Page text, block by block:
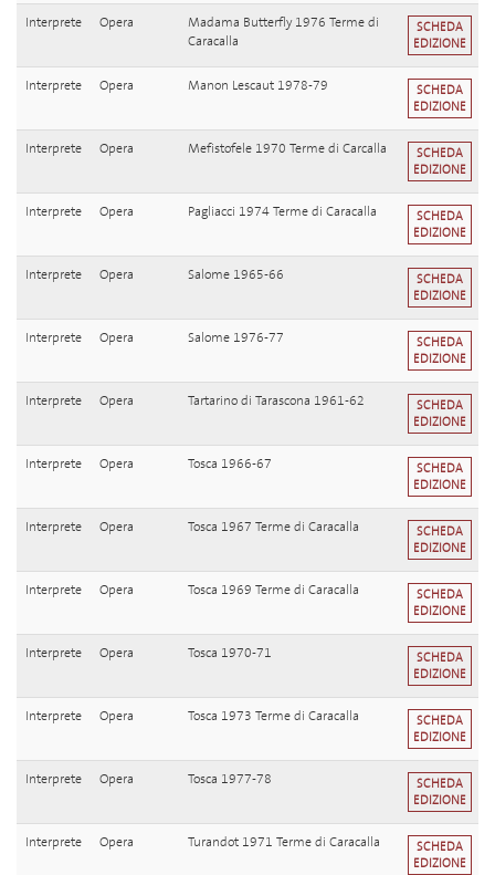
Interprete Opera
Madama Butterfly 1976 Terme di
Caracalla
SCHEDA
EDIZIONE
Interprete Opera Manon Lescaut 1978-79
SCHEDA
EDIZIONE
Interprete Opera Mefistofele 1970 Terme di Carcalla
SCHEDA
EDIZIONE
Interprete Opera Pagliacci 1974 Terme di Caracalla
SCHEDA
EDIZIONE
Interprete Opera Salome 1965-66
SCHEDA
EDIZIONE
Interprete Opera Salome 1976-77
SCHEDA
EDIZIONE
Interprete Opera Tartarino di Tarascona 1961-62
SCHEDA
EDIZIONE
Interprete Opera Tosca 1966-67
SCHEDA
EDIZIONE
Interprete Opera Tosca 1967 Terme di Caracalla
SCHEDA
EDIZIONE
Interprete Opera Tosca 1969 Terme di Caracalla
SCHEDA
EDIZIONE
Interprete Opera Tosca 1970-71
SCHEDA
EDIZIONE
Interprete Opera Tosca 1973 Terme di Caracalla
SCHEDA
EDIZIONE
Interprete Opera Tosca 1977-78
SCHEDA
EDIZIONE
Interprete Opera Turandot 1971 Terme di Caracalla
SCHEDA
EDIZIONE